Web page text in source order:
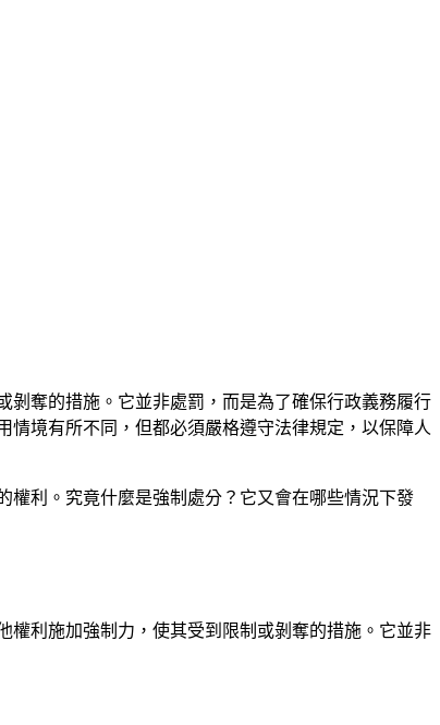
剝奪的措施。它並非處罰，而是為了確保行政義務履行
情境有所不同，但都必須嚴格遵守法律規定，以保障人
權利。究竟什麼是強制處分？它又會在哪些情況下發
權利施加強制力，使其受到限制或剝奪的措施。它並非